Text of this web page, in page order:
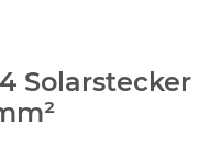
Solarstecker